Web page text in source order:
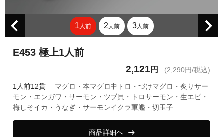
1人前 2 人前 3人前
E453 極上1人前
2,121 円 (2,290円/税込)
1人前12貫
マグロ・本マグロ中トロ・づけマグロ・炙りサー
モン・エンガワ・サーモン・ツブ貝・トロサーモン・生エビ・
梅しそイカ・うなぎ・サーモンイクラ軍艦・切玉子
商品詳細へ